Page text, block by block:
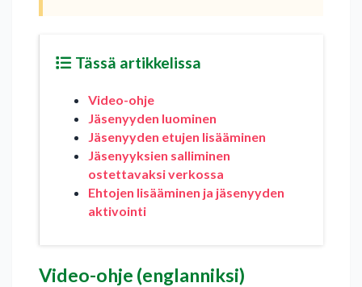
Tässä artikkelissa
Video-ohje
Jäsenyyden luominen
Jäsenyyden etujen lisääminen
Jäsenyyksien salliminen
ostettavaksi verkossa
Ehtojen lisääminen ja jäsenyyden
aktivointi
Video-ohje (englanniksi)